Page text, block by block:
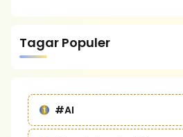
Tagar Populer
#AI